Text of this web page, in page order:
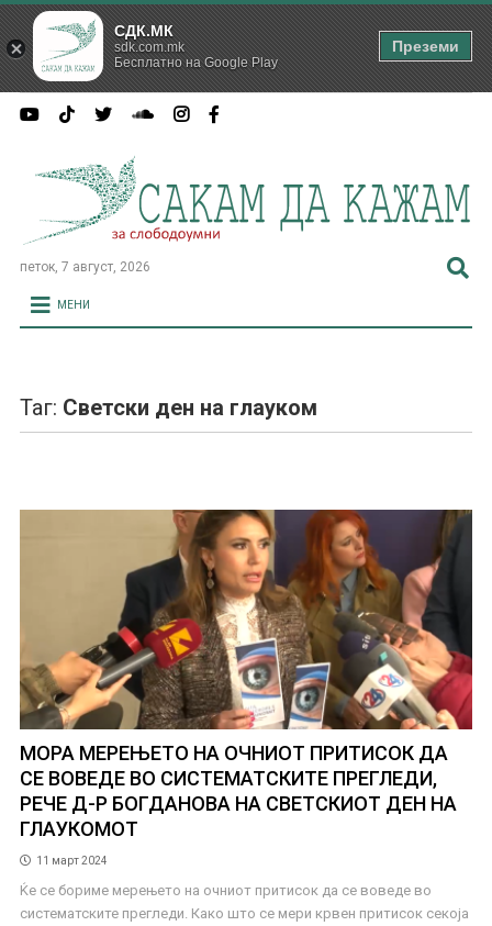
петок, 7 август, 2026
МЕНИ
Таг: Светски ден на глауком
МОРА МЕРЕЊЕТО НА ОЧНИОТ ПРИТИСОК ДА
СЕ ВОВЕДЕ ВО СИСТЕМАТСКИТЕ ПРЕГЛЕДИ,
РЕЧЕ Д-Р БОГДАНОВА НА СВЕТСКИОТ ДЕН НА
ГЛАУКОМОТ
11 март 2024
Ќе се бориме мерењето на очниот притисок да се воведе во
систематските прегледи. Како што се мери крвен притисок секоја
СДК.МК
sdk.com.mk
Бесплатно на Google Play
Преземи